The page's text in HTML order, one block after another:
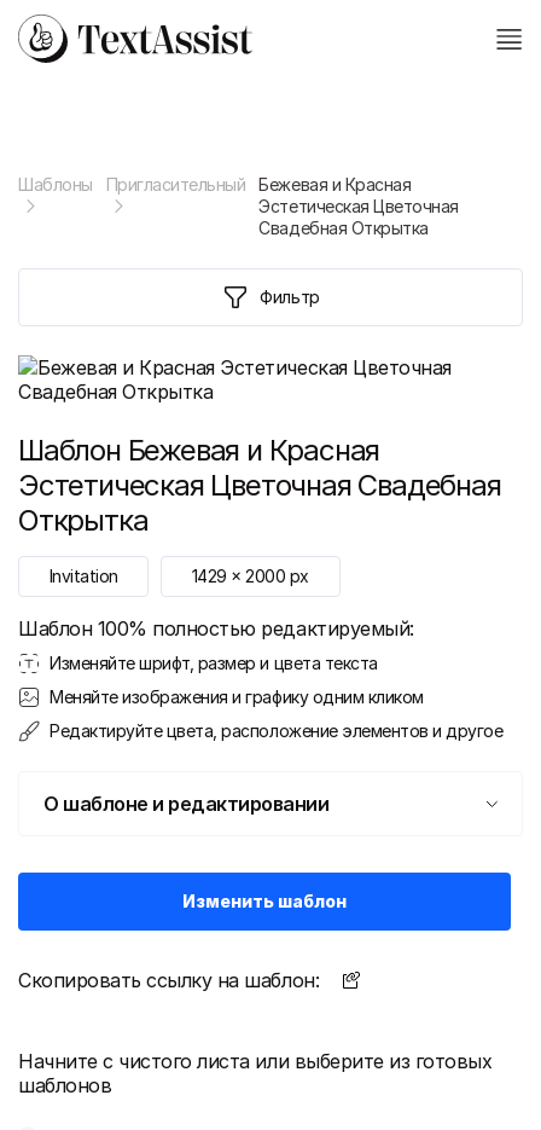
Шаблоны Пригласительный
Бежевая и Красная
Эстетическая Цветочная
Свадебная Открытка
Фильтр
Шаблон Бежевая и Красная
Эстетическая Цветочная Свадебная
Открытка
Invitation 1429 x2000 px
Шаблон 100% полностью редактируемый:
Изменяйте шрифт, размер и цвета текста
Меняйте изображения и графику одним кликом
Редактируйте цвета, расположение элементов и другое
О шаблоне и редактировании
Изменить шаблон
Скопировать ссылку на шаблон:
Начните с чистого листа или выберите из готовых
шаблонов